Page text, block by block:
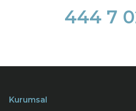
444 7
Kurumsal